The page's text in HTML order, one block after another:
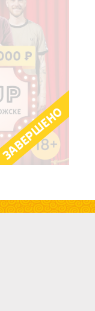
ЗАВЕРШЕНО